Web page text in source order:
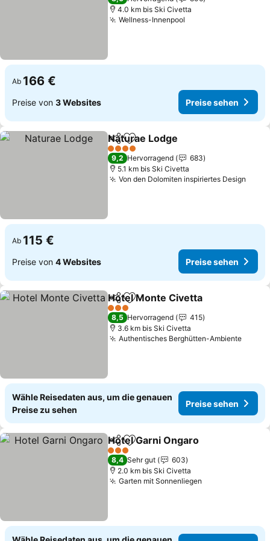
4.0 km bis Ski Civetta
Wellness-Innenpool
Ab 166 €
Preise von 3 Websites Preise sehen
TeilenZu Favoriten hinzufügen
Naturae Lodge
4 Sterne
9,2 Hervorragend
683
5.1 km bis Ski Civetta
Von den Dolomiten inspiriertes Design
Ab 115 €
Preise von 4 Websites Preise sehen
TeilenZu Favoriten hinzufügen
Hotel Monte Civetta
3 Sterne
8,5 Hervorragend
415
3.6 km bis Ski Civetta
Authentisches Berghütten-Ambiente
Wähle Reisedaten aus, um die genauen
Preise zu sehen
Preise sehen
TeilenZu Favoriten hinzufügen
Hotel Garni Ongaro
3 Sterne
8,4 Sehr gut
603
2.0 km bis Ski Civetta
Garten mit Sonnenliegen